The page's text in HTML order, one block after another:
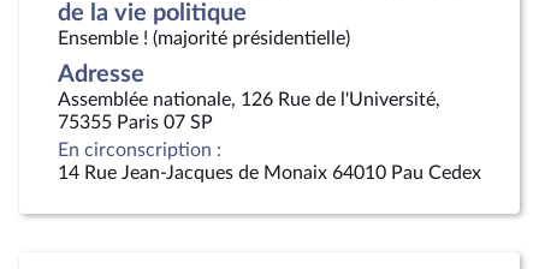
de la vie politique
Ensemble ! (majorité présidentielle)
Adresse
Assemblée nationale, 126 Rue de l'Université,
75355 Paris 07 SP
En circonscription :
14 Rue Jean-Jacques de Monaix 64010 Pau Cedex